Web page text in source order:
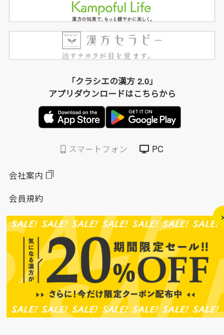
「クラシエの漢方 2.0」
アプリダウンロードはこちらから
スマートフォン PC
会社案内
会員規約
個人情報保護方針
特定商取引法に基づく表示
このサイトについて
ソーシャルメディアポリシー
ソーシャルメディア規約